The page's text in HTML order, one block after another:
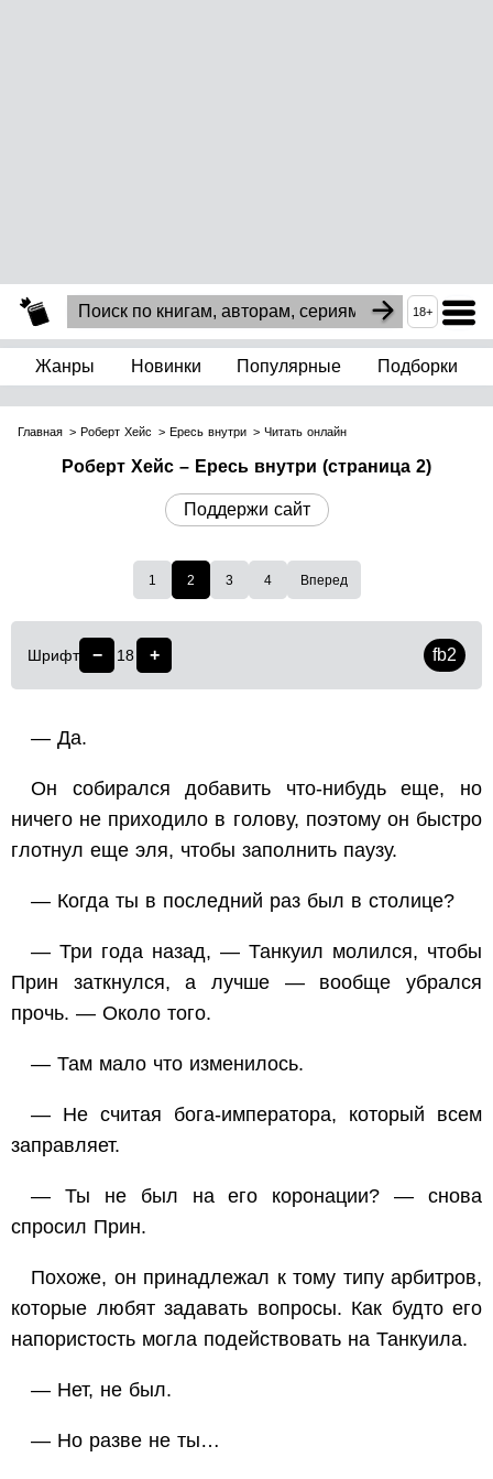
18+
Жанры Новинки Популярные Подборки
Главная Роберт Хейс Ересь внутри Читать онлайн
Роберт Хейс – Ересь внутри (страница 2)
Поддержи сайт
1 2 3 4 Вперед
Шрифт − 18 + fb2
— Да.
Он собирался добавить что-нибудь еще, но
ничего не приходило в голову, поэтому он быстро
глотнул еще эля, чтобы заполнить паузу.
— Когда ты в последний раз был в столице?
— Три года назад, — Танкуил молился, чтобы
Прин заткнулся, а лучше — вообще убрался
прочь. — Около того.
— Там мало что изменилось.
— Не считая бога-императора, который всем
заправляет.
— Ты не был на его коронации? — снова
спросил Прин.
Похоже, он принадлежал к тому типу арбитров,
которые любят задавать вопросы. Как будто его
напористость могла подействовать на Танкуила.
— Нет, не был.
— Но разве не ты…